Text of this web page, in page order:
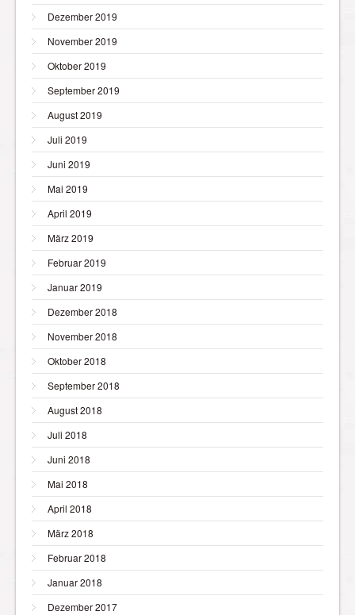
Dezember 2019
November 2019
Oktober 2019
September 2019
August 2019
Juli 2019
Juni 2019
Mai 2019
April 2019
März 2019
Februar 2019
Januar 2019
Dezember 2018
November 2018
Oktober 2018
September 2018
August 2018
Juli 2018
Juni 2018
Mai 2018
April 2018
März 2018
Februar 2018
Januar 2018
Dezember 2017